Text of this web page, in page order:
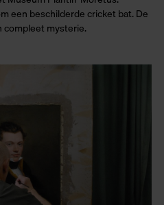
een beschilderde cricket bat. De
compleet mysterie.